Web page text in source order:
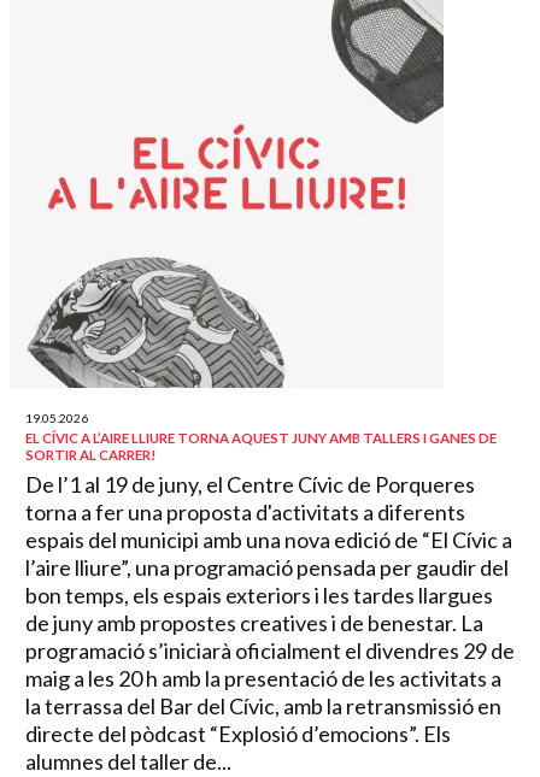
19.05.2026
EL CÍVIC A L’AIRE LLIURE TORNA AQUEST JUNY AMB TALLERS I GANES DE
SORTIR AL CARRER!
De l’1 al 19 de juny, el Centre Cívic de Porqueres
torna a fer una proposta d'activitats a diferents
espais del municipi amb una nova edició de “El Cívic a
l’aire lliure”, una programació pensada per gaudir del
bon temps, els espais exteriors i les tardes llargues
de juny amb propostes creatives i de benestar. La
programació s’iniciarà oficialment el divendres 29 de
maig a les 20 h amb la presentació de les activitats a
la terrassa del Bar del Cívic, amb la retransmissió en
directe del pòdcast “Explosió d’emocions”. Els
alumnes del taller de...